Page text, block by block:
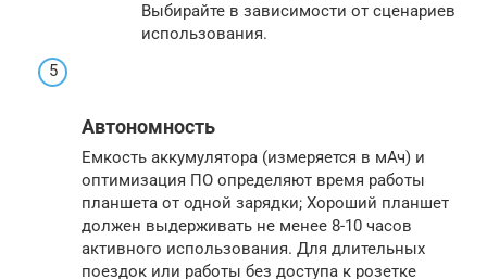
Выбирайте в зависимости от сценариев
использования.
Автономность
Емкость аккумулятора (измеряется в мАч) и
оптимизация ПО определяют время работы
планшета от одной зарядки; Хороший планшет
должен выдерживать не менее 8-10 часов
активного использования. Для длительных
поездок или работы без доступа к розетке